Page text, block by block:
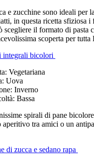
e zucchine sono ideali per
in questa ricetta sfiziosa
scegliere il formato di pasta
scoperta per tutta
integrali bicolori
Vegetariana
Uova
Inverno
Bassa
spirali di pane
aperitivo tra amici o un
di zucca e sedano rapa